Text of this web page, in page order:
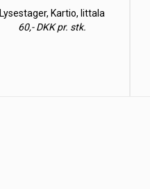
Lysestager, Kartio, Iittala
60,- DKK pr. stk.